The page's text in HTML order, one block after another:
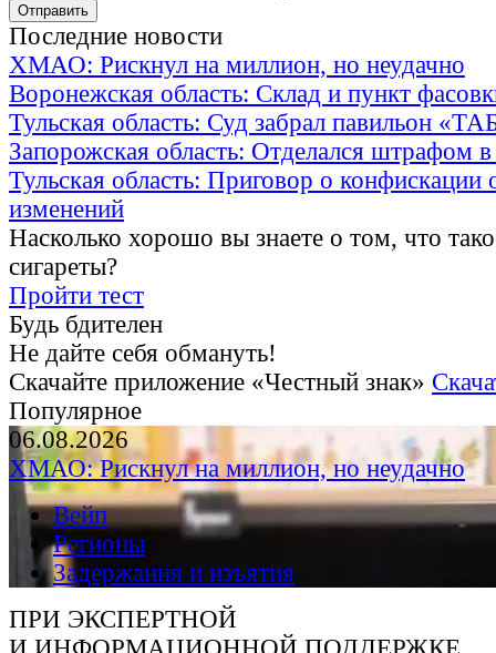
Последние новости
ХМАО: Рискнул на миллион, но неудачно
Воронежская область: Склад и пункт
Тульская область: Суд забрал павильон
Запорожская область: Отделался штрафом
Тульская область: Приговор о конфискации
изменений
Насколько хорошо вы знаете о том, что
сигареты?
Пройти тест
Будь бдителен
Не дайте себя обмануть!
Скачайте приложение «Честный знак»
Популярное
06.08.2026
ХМАО: Рискнул на миллион, но неудачно
Вейп
Регионы
Задержания и изъятия
ПРИ ЭКСПЕРТНОЙ